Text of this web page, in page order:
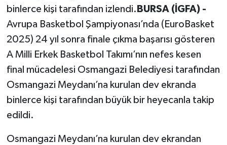
binlerce kişi tarafından izlendi. BURSA (İGFA) -
Avrupa Basketbol Şampiyonası’nda (EuroBasket
2025) 24 yıl sonra finale çıkma başarısı gösteren
A Milli Erkek Basketbol Takımı’nın nefes kesen
final mücadelesi Osmangazi Belediyesi tarafından
Osmangazi Meydanı’na kurulan dev ekranda
binlerce kişi tarafından büyük bir heyecanla takip
edildi.
Osmangazi Meydanı’na kurulan dev ekrandan